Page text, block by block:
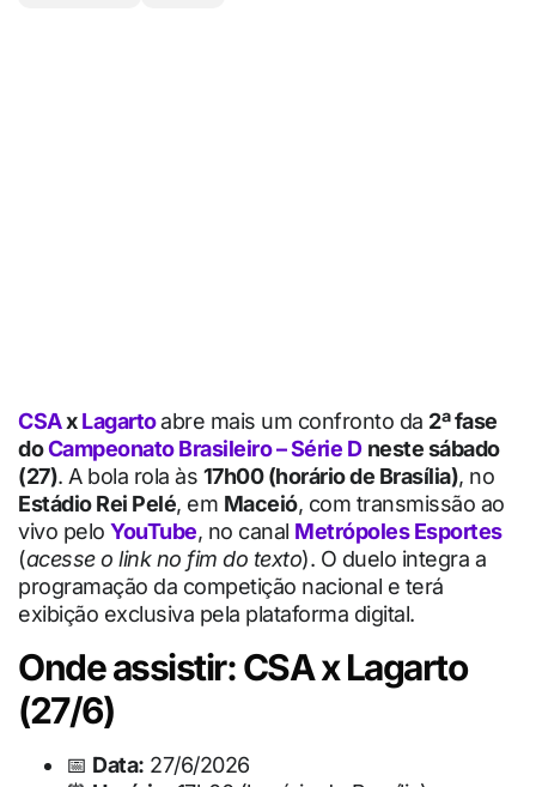
CSAxLagartoabre mais um confronto da 2ª fase
doCampeonato Brasileiro – Série D neste sábado
(27). A bola rola às 17h00 (horário de Brasília), no
Estádio Rei Pelé, em Maceió, com transmissão ao
vivo pelo YouTube, no canal Metrópoles Esportes
(acesse o link no fim do texto). O duelo integra a
programação da competição nacional e terá
exibição exclusiva pela plataforma digital.
Onde assistir: CSA x Lagarto
(27/6)
📅 Data: 27/6/2026